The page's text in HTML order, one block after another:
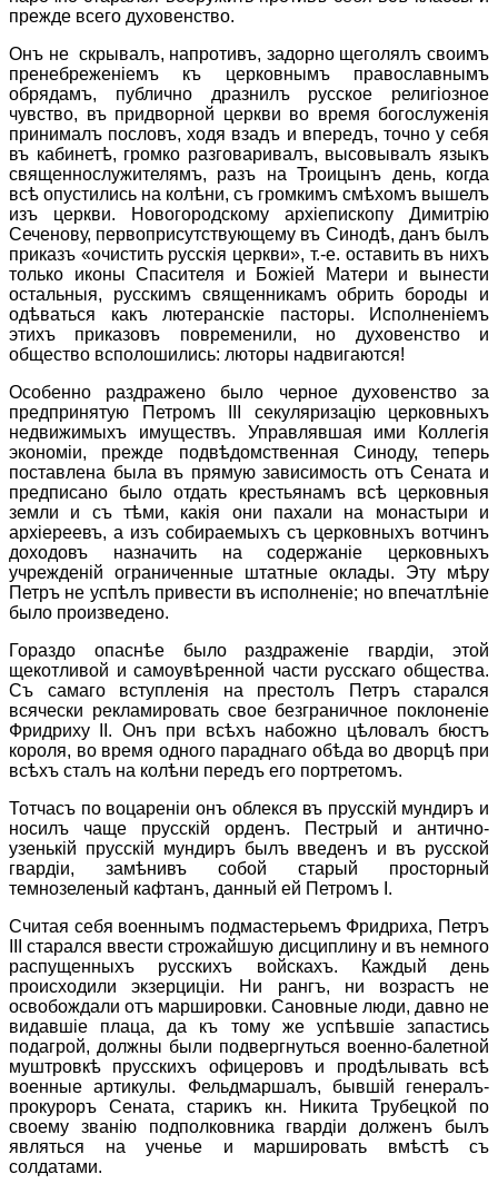
прежде всего духовенство.
Онъ не скрывалъ, напротивъ, задорно щеголялъ своимъ
пренебреженiемъ къ церковнымъ православнымъ
обрядамъ, публично дразнилъ русское религiозное
чувство, въ придворной церкви во время богослуженiя
принималъ пословъ, ходя взадъ и впередъ, точно у себя
въ кабинетѣ, громко разговаривалъ, высовывалъ языкъ
священнослужителямъ, разъ на Троицынъ день, когда
всѣ опустились на колѣни, съ громкимъ смѣхомъ вышелъ
изъ церкви. Новогородскому архiепископу Димитрiю
Сеченову, первоприсутствующему въ Синодѣ, данъ былъ
приказъ «очистить русскiя церкви», т.-е. оставить въ нихъ
только иконы Спасителя и Божiей Матери и вынести
остальныя, русскимъ священникамъ обрить бороды и
одѣваться какъ лютеранскiе пасторы. Исполненiемъ
этихъ приказовъ повременили, но духовенство и
общество всполошились: люторы надвигаются!
Особенно раздражено было черное духовенство за
предпринятую Петромъ III секуляризацiю церковныхъ
недвижимыхъ имуществъ. Управлявшая ими Коллегiя
экономiи, прежде подвѣдомственная Синоду, теперь
поставлена была въ прямую зависимость отъ Сената и
предписано было отдать крестьянамъ всѣ церковныя
земли и съ тѣми, какiя они пахали на монастыри и
архiереевъ, а изъ собираемыхъ съ церковныхъ вотчинъ
доходовъ назначить на содержанiе церковныхъ
учрежденiй ограниченные штатные оклады. Эту мѣру
Петръ не успѣлъ привести въ исполненiе; но впечатлѣнiе
было произведено.
Гораздо опаснѣе было раздраженiе гвардiи, этой
щекотливой и самоувѣренной части русскаго общества.
Съ самаго вступленiя на престолъ Петръ старался
всячески рекламировать свое безграничное поклоненiе
Фридриху II. Онъ при всѣхъ набожно цѣловалъ бюстъ
короля, во время одного параднаго обѣда во дворцѣ при
всѣхъ сталъ на колѣни передъ его портретомъ.
Тотчасъ по воцаренiи онъ облекся въ прусскiй мундиръ и
носилъ чаще прусскiй орденъ. Пестрый и антично-
узенькiй прусскiй мундиръ былъ введенъ и въ русской
гвардiи, замѣнивъ собой старый просторный
темнозеленый кафтанъ, данный ей Петромъ I.
Считая себя военнымъ подмастерьемъ Фридриха, Петръ
III старался ввести строжайшую дисциплину и въ немного
распущенныхъ русскихъ войскахъ. Каждый день
происходили экзерцицiи. Ни рангъ, ни возрастъ не
освобождали отъ маршировки. Сановные люди, давно не
видавшiе плаца, да къ тому же успѣвшiе запастись
подагрой, должны были подвергнуться военно-балетной
муштровкѣ прусскихъ офицеровъ и продѣлывать всѣ
военные артикулы. Фельдмаршалъ, бывшiй генералъ-
прокуроръ Сената, старикъ кн. Никита Трубецкой по
своему званiю подполковника гвардiи долженъ былъ
являться на ученье и маршировать вмѣстѣ съ
солдатами.